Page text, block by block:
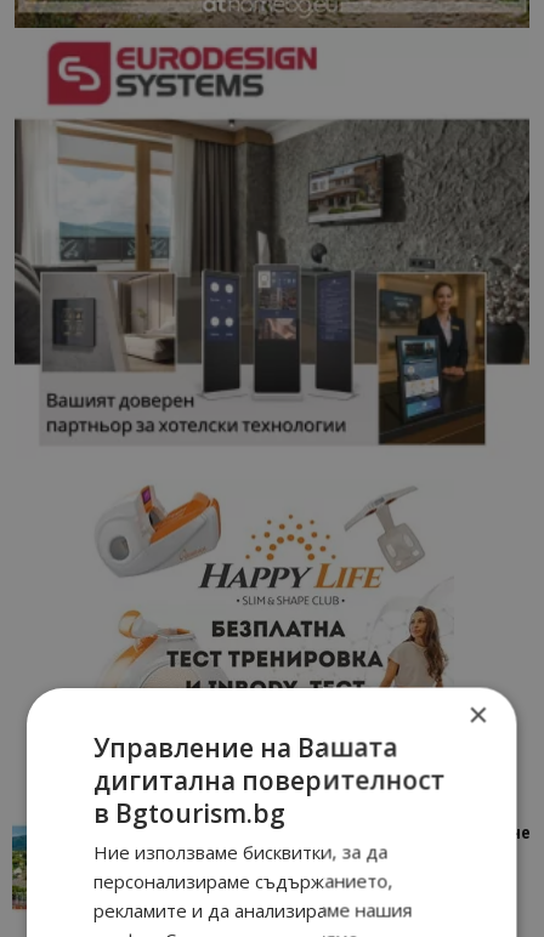
“Пощенска картичка от…”: Петрич – Изживяване
отвъд очакваното
Петрич 11/07/2026 11:22
×
Управление на Вашата
дигитална поверителност
в Bgtourism.bg
Ние използваме бисквитки, за да
персонализираме съдържанието,
рекламите и да анализираме нашия